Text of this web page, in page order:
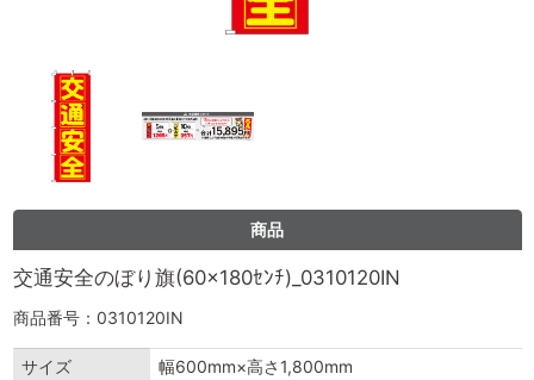
商品
交通安全のぼり旗(60×180ｾﾝﾁ)_0310120IN
商品番号：0310120IN
サイズ
幅600mm×高さ1,800mm